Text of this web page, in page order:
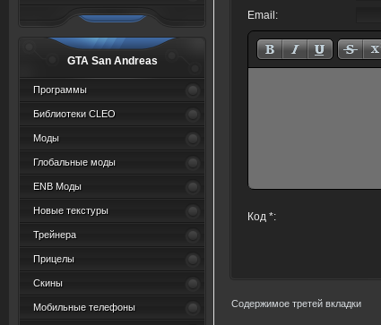
GTA San Andreas
Программы
Библиотеки CLEO
Моды
Глобальные моды
ENB Моды
Новые текстуры
Трейнера
Прицелы
Скины
Мобильные телефоны
Email:
Код *:
Содержимое третей вкладки